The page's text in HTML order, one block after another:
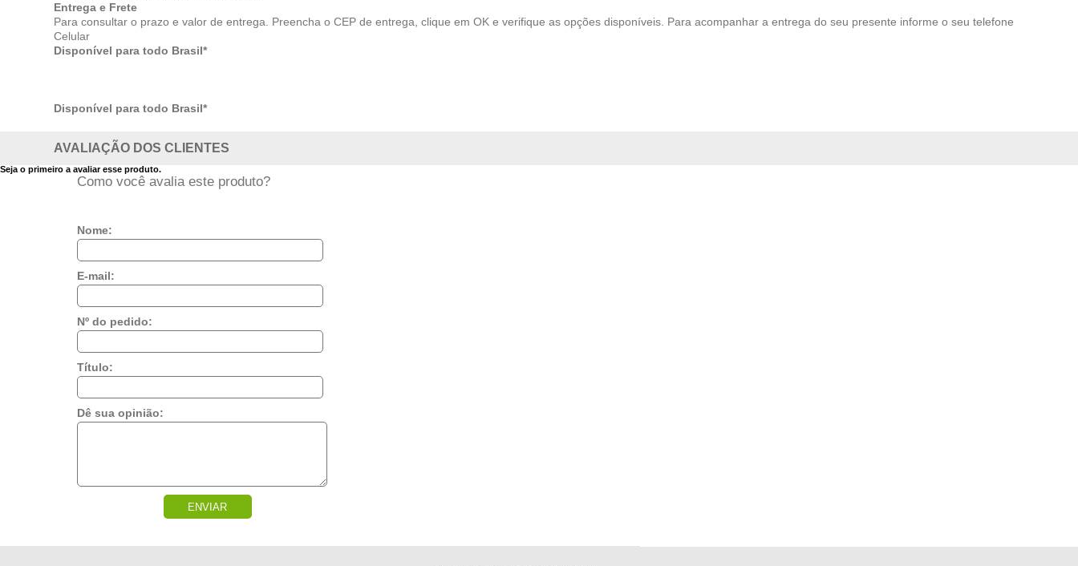
Entrega e Frete
Para consultar o prazo e valor de entrega. Preencha o CEP de entrega, clique em OK e verifique as opções disponíveis. Para acompanhar a entrega do seu presente informe o seu telefone
Celular
Disponível para todo Brasil*
Disponível para todo Brasil*
AVALIAÇÃO DOS CLIENTES
Seja o primeiro a avaliar esse produto.
Como você avalia este produto?
Nome:
E-mail:
Nº do pedido:
Título:
Dê sua opinião:
ENVIAR